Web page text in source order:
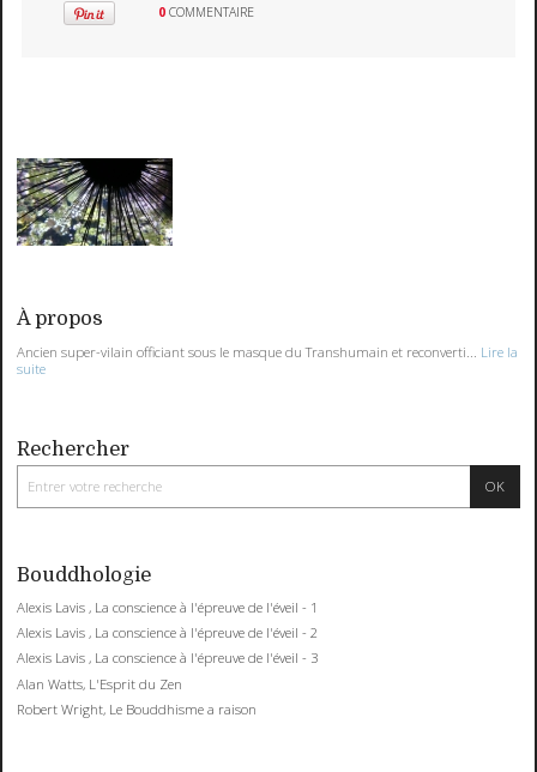
0 COMMENTAIRE
À propos
Ancien super-vilain officiant sous le masque du Transhumain et reconverti...
Lire la
suite
Rechercher
Bouddhologie
Alexis Lavis , La conscience à l'épreuve de l'éveil - 1
Alexis Lavis , La conscience à l'épreuve de l'éveil - 2
Alexis Lavis , La conscience à l'épreuve de l'éveil - 3
Alan Watts, L'Esprit du Zen
Robert Wright, Le Bouddhisme a raison